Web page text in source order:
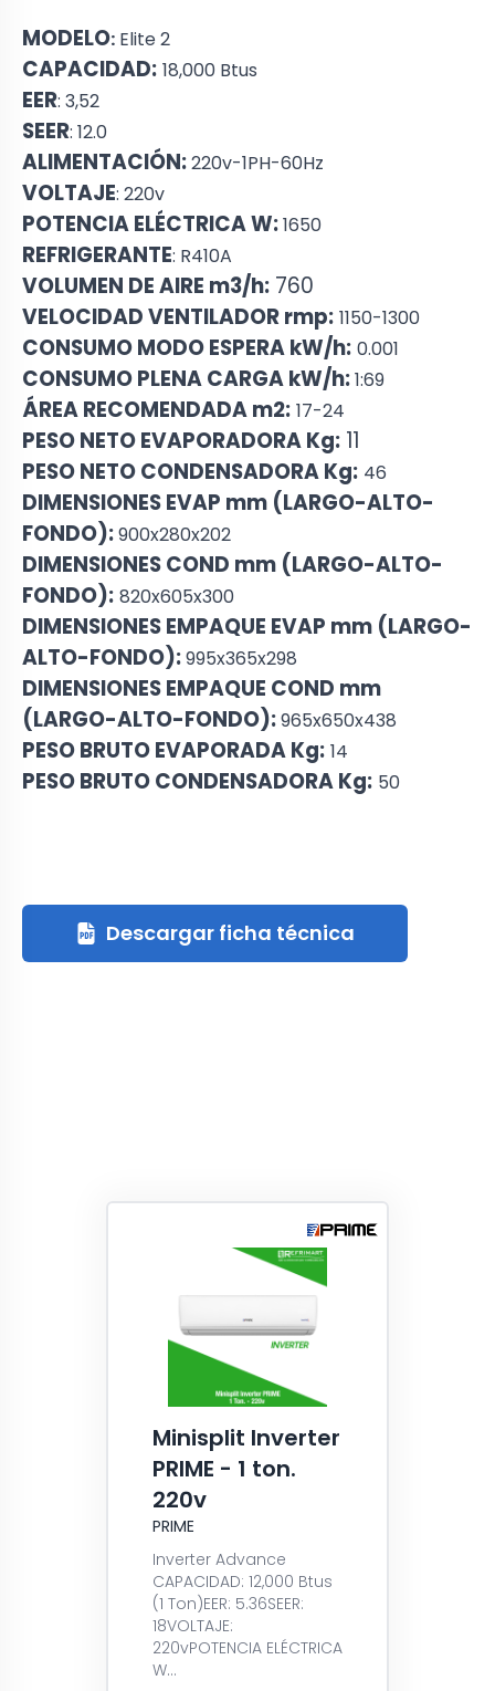
MODELO: Elite 2
CAPACIDAD: 18,000 Btus
EER: 3,52
SEER: 12.0
ALIMENTACIÓN:220v-1PH-60Hz
VOLTAJE: 220v
POTENCIA ELÉCTRICA W:1650
REFRIGERANTE: R410A
VOLUMEN DE AIRE m3/h: 760
VELOCIDAD VENTILADOR rmp: 1150-1300
CONSUMO MODO ESPERA kW/h: 0.001
CONSUMO PLENA CARGA kW/h:1:69
ÁREA RECOMENDADA m2: 17-24
PESO NETO EVAPORADORA Kg: 11
PESO NETO CONDENSADORA Kg: 46
DIMENSIONES EVAP mm (LARGO-ALTO-
FONDO):900x280x202
DIMENSIONES COND mm (LARGO-ALTO-
FONDO): 820x605x300
DIMENSIONES EMPAQUE EVAP mm (LARGO-
ALTO-FONDO):995x365x298
DIMENSIONES EMPAQUE COND mm
(LARGO-ALTO-FONDO):965x650x438
PESO BRUTO EVAPORADA Kg: 14
PESO BRUTO CONDENSADORA Kg: 50
Descargar ficha técnica
Minisplit Inverter
PRIME - 1 ton.
220v
PRIME
Inverter Advance
CAPACIDAD: 12,000 Btus
(1 Ton)EER: 5.36SEER:
18VOLTAJE:
220vPOTENCIA ELÉCTRICA
W...